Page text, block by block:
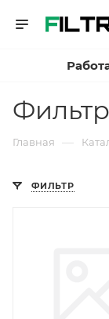
Главная —
ФИЛЬТР